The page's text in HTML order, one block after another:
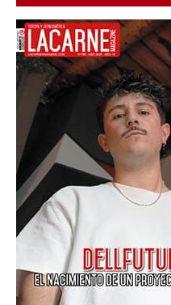
Flamenco,
fusión,
Málaga,
Metal